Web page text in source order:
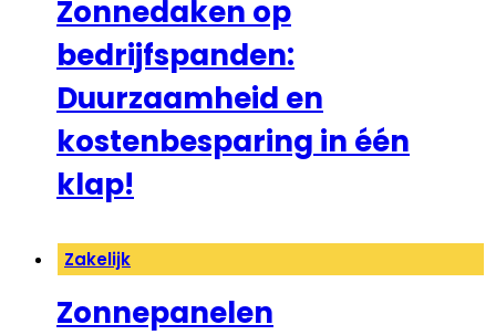
Zonnedaken op
bedrijfspanden:
Duurzaamheid en
kostenbesparing in één
klap!
Zakelijk
Zonnepanelen